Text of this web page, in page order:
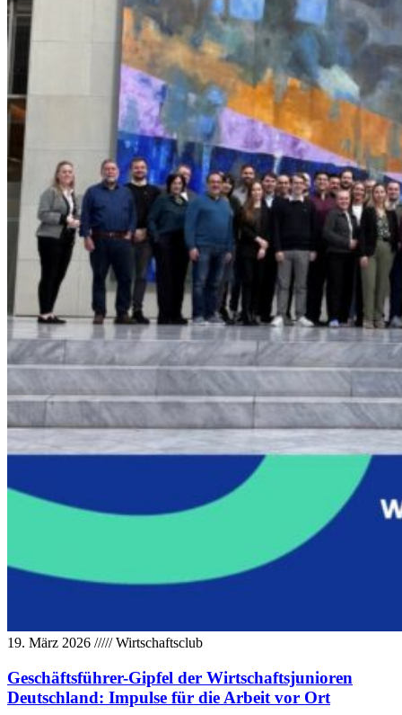
19. März 2026 /////Wirtschaftsclub
Geschäftsführer-Gipfel der Wirtschaftsjunioren
Deutschland: Impulse für die Arbeit vor Ort